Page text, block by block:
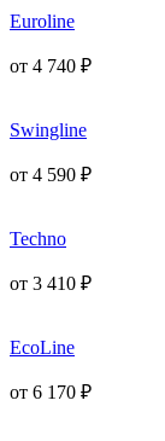
Euroline
от 4 740 ₽
Swingline
от 4 590 ₽
Techno
от 3 410 ₽
EcoLine
от 6 170 ₽